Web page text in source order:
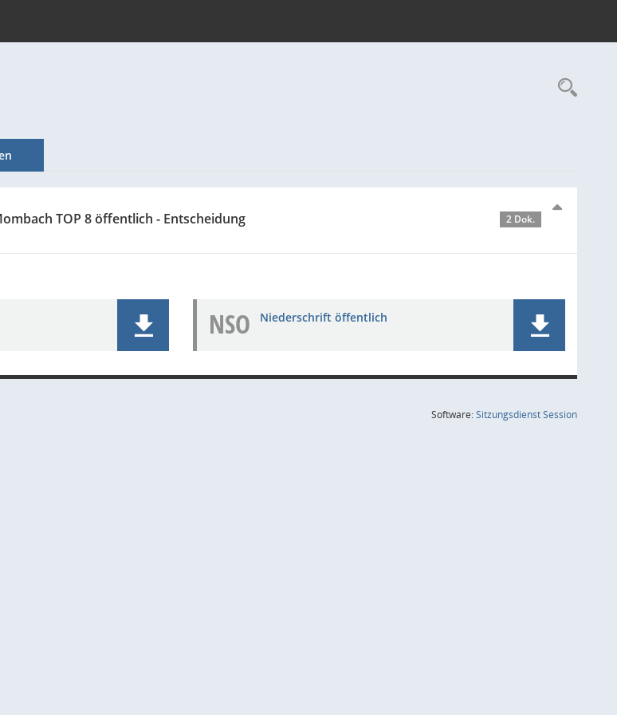
TOP 8 öffentlich - Entscheidung 2 Dok.
NSO Niederschrift öffentlich
Software:SitzungsdienstSession(Wird in